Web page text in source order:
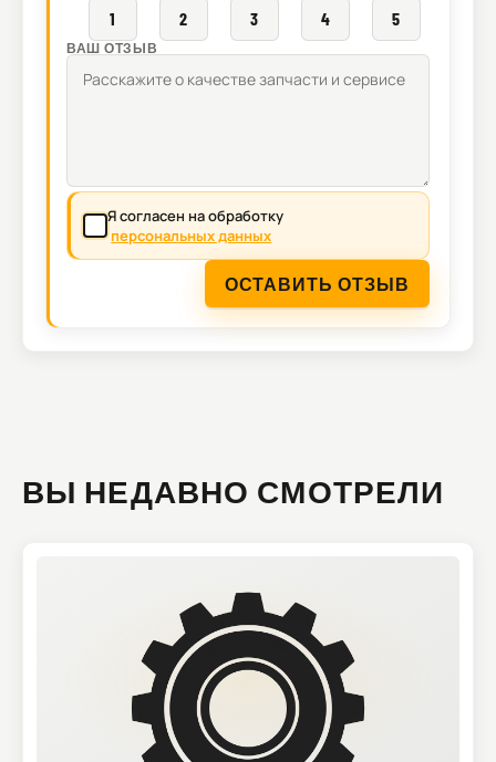
1 2 3 4 5
ВАШ ОТЗЫВ
Я согласен на обработку
персональных данных
ОСТАВИТЬ ОТЗЫВ
ВЫ НЕДАВНО СМОТРЕЛИ